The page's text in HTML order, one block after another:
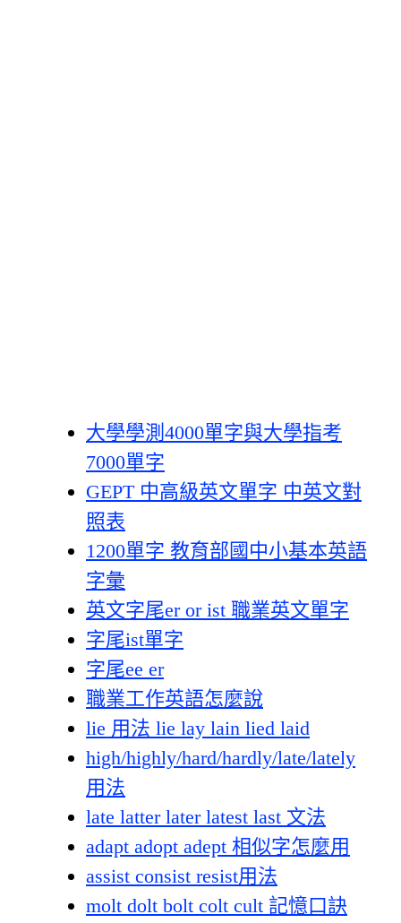
大學學測4000單字與大學指考
7000單字
GEPT 中高級英文單字 中英文對
照表
1200單字 教育部國中小基本英語
字彙
英文字尾er or ist 職業英文單字
字尾ist單字
字尾ee er
職業工作英語怎麼說
lie 用法 lie lay lain lied laid
high/highly/hard/hardly/late/lately
用法
late latter later latest last 文法
adapt adopt adept 相似字怎麼用
assist consist resist用法
molt dolt bolt colt cult 記憶口訣